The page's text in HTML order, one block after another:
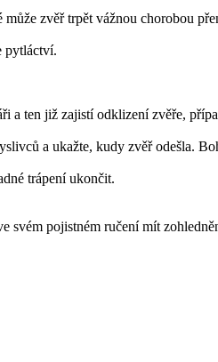
zvěř trpět vážnou chorobou
pytláctví.
ten již zajistí odklizení zvěře,
a ukažte, kudy zvěř odešla.
trápení ukončit.
svém pojistném ručení mít